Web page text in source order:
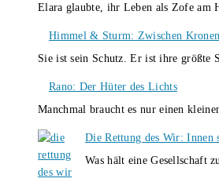
Elara glaubte, ihr Leben als Zofe am
Himmel & Sturm: Zwischen
Sie ist sein Schutz. Er ist ihre
Rano: Der Hüter des Lichts
Manchmal braucht es nur einen
Die Rettung des Wir: Innen
Was hält eine Gesellschaft